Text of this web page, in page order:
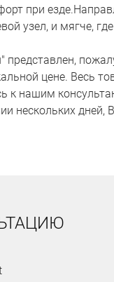
при
узел, и мягче,
представлен,
цене. Весь
к нашим
нескольких